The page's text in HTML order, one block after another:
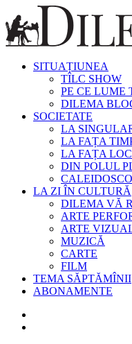
SITUAȚIUNEA
TÎLC SHOW
PE CE LUME
DILEMA
SOCIETATE
LA
LA FAȚA
LA FAȚA
DIN POLUL
LA ZI ÎN CULTURĂ
DILEMA VĂ
ARTE
ARTE
MUZICĂ
CARTE
FILM
TEMA SĂPTĂMÎNII
ABONAMENTE